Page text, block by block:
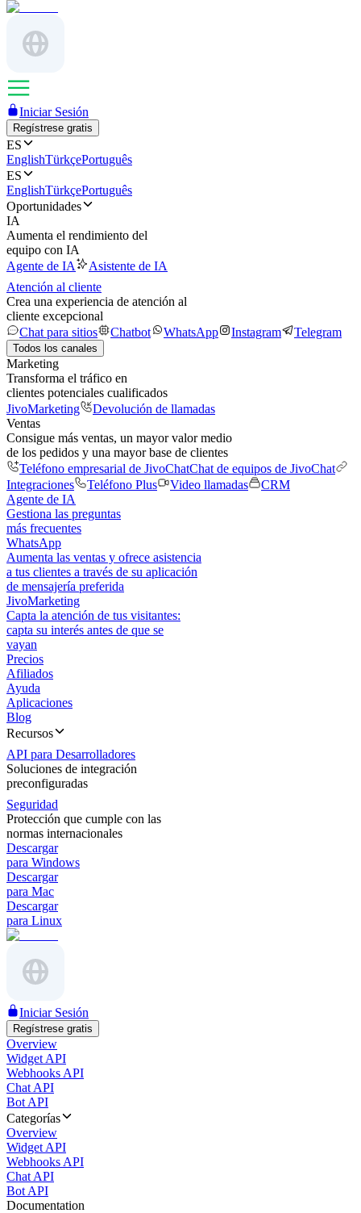
Iniciar Sesión
Regístrese gratis
ES
EnglishTürkçePortuguês
ES
EnglishTürkçePortuguês
Oportunidades
IA
Aumenta el rendimiento del
equipo con IA
Agente de IA
Asistente de IA
Atención al cliente
Crea una experiencia de atención al
cliente excepcional
Chat para sitios
Chatbot WhatsApp Instagram Telegram
Todos los canales
Marketing
Transforma el tráfico en
clientes potenciales cualificados
JivoMarketing
Devolución de llamadas
Ventas
Consigue más ventas, un mayor valor medio
de los pedidos y una mayor base de clientes
Teléfono empresarial de JivoChatChat de equipos de JivoChat
Integraciones
Teléfono Plus Video llamadas
CRM
Agente de IA
Gestiona las preguntas
más frecuentes
WhatsApp
Aumenta las ventas y ofrece asistencia
a tus clientes a través de su aplicación
de mensajería preferida
JivoMarketing
Capta la atención de tus visitantes:
capta su interés antes de que se
vayan
Precios
Afiliados
Ayuda
Aplicaciones
Blog
Recursos
API para Desarrolladores
Soluciones de integración
preconfiguradas
Seguridad
Protección que cumple con las
normas internacionales
Descargar
para Windows
Descargar
para Mac
Descargar
para Linux
Iniciar Sesión
Regístrese gratis
Overview
Widget API
Webhooks API
Chat API
Bot API
Categorías
Overview
Widget API
Webhooks API
Chat API
Bot API
Documentation